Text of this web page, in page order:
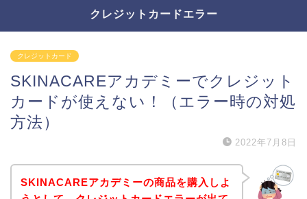
クレジットカードエラー
クレジットカード
SKINACAREアカデミーでクレジット
カードが使えない！（エラー時の対処
方法）
2022年7月8日
SKINACAREアカデミーの商品を購入しよ